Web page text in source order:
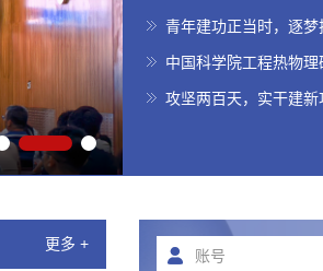
青年建功正当时，逐
中国科学院工程热物理
攻坚两百天，实干建
更多 +